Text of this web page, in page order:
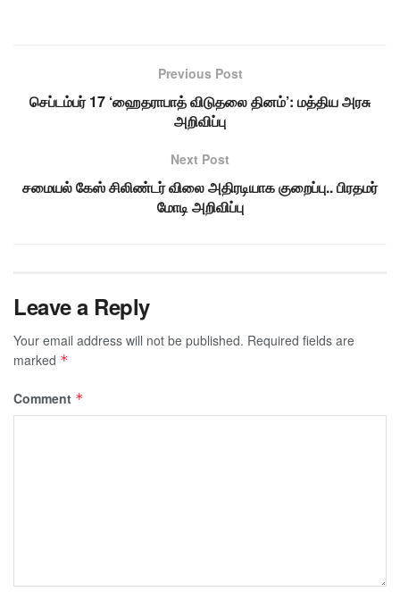
Previous Post
செப்டம்பர் 17 ‘ஹைதராபாத் விடுதலை தினம்’: மத்திய அரசு
அறிவிப்பு
Next Post
சமையல் கேஸ் சிலிண்டர் விலை அதிரடியாக குறைப்பு.. பிரதமர்
மோடி அறிவிப்பு
Leave a Reply
Your email address will not be published. Required fields are
marked *
Comment *